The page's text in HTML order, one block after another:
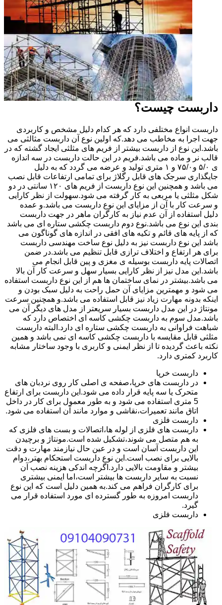
داربست چیست؟
داربست انواع مختلفی دارد که هر کدام دلیل مشخص و کاربردی
جهت اجرا به مخاطب می دهد.که اولین نوع آن داربست مثالثی می
باشد.این نوع از داربست بیشتر از فریم های مثلثی ایجاد گشته که در
قالب نر و ماده می باشد.فریم در این حالت داربست در سه اندازه
ی ۵/۰ و۷۵/۰ و ۱ متری تولید و عرضه می گردد که به دلیل
جایگذاری سرجک های قابل رگلاژ برای تمامی ارتفاعات قابل نصب
می باشد و همچنین این نوع داربست از فریم های ۱۲۰ سانتی در دو
شکل مثلثی یا مربعی به کار گرفته می شود.سهولت از نظر کارایی
و سرعت کار با آن از مزایای این نوع داربست می باشد.و عمده
دلیل استفاده از آن عدم نیاز به کارگران ماهر در جهت داربست
بندی این نوع می باشد.نوع دوم داربست چکشی ستاره ای می باشد
که از پایه های قائم و تکیه های افقی در اندازه های گوناگون می
باشد این نوع داربست نیز به دلیل نوع ساخت مهندسی داربست
برای هر ارتفاع و اختلاف ترازی قابل تنظیم می باشد.در ضمن
اتصالات پایه داربست بوسیله ی مغزی و پین قابل انجام می
باشد.این مدل نیز از نظر کارایی بسیار سهل و سرعت کار آن بالا
می باشد.بیشتر در نمای ساختمان ها هم از این نوع داربست استفاده
می شود و مهمترین مزایای آن حمل راحت به دلیل سبک بودن و
اینکه بدونه مهارت زیاد نیز قابل استفاده می باشد.و همچنین سرعت
مونتاژ در این مدل داربست بسیار سریعتر از مدل های دیگر آن می
باشد.مدل سوم به داربست چکشی کاسه ای اختصاص دارد که
شباهت فراوانی به داربست چکشی ستاره ای دارد.البته داربست
مثلثی قابل مقایسه با داربست چکشی کاسه ای نمی باشد و همین
نکته باعث گردیده تا از نظر ایمنی و کاربری با وجود ساختار مشابه
کاربرد کمتری دارد.
داربست خرپا
در داربست های خرپا،صفحه ی اصلی کار روی نردبان های
متحرک یا سه پایه قرار داده می شود.این داربست برای ارتفاع
5 متری استفاده می شود و به طور معمول برای کار در داخل
اتاق مانند تعمیرات،نقاشی و موارد مانند آن استفاده می شود.
داربست فلزی
داربست های فلزی از لوله ها،اتصالات و بست های فلزی که
به هم متصل می شوند،تشکیل شده است.مونتاژ و برچیدن
این داربست آسان است و در عین حال نیازمند مهارت و دقت
بالایی برای نصب است.این نوع داربست استحکام بهتر،دوام
بیشتر و مقاومت بالایی دارد.اگرچه اندکی هزینه نصب آن
نسبت به سایر داربست ها بیشتر است،اما ایمنی بیشتری
برای کارگران فراهم می کند.به همین دلیل است که این نوع
داربست امروزه به طور گسترده ای مورد استفاده قرار می
گیرد.
داربست فلزی